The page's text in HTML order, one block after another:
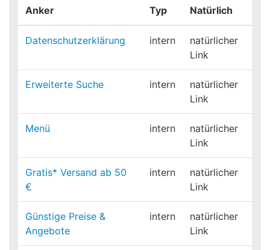
Anker Typ Natürlich
Datenschutzerklärung intern
natürlicher
Link
Erweiterte Suche intern
natürlicher
Link
Menü intern
natürlicher
Link
Gratis* Versand ab 50
€
intern
natürlicher
Link
Günstige Preise &
Angebote
intern
natürlicher
Link